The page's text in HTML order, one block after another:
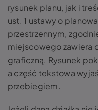
rysunek planu, jak i
ust. 1 ustawy o
przestrzennym,
miejscowego zawiera
graficzną. Rysunek
a część tekstowa
przebiegiem.